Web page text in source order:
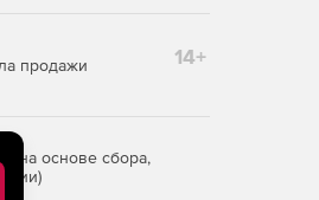
продажи 14+
на основе сбора,